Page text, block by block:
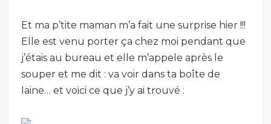
Et ma p’tite maman m’a fait une surprise hier !!!
Elle est venu porter ça chez moi pendant que
j’étais au bureau et elle m’appele après le
souper et me dit : va voir dans ta boîte de
laine… et voici ce que j’y ai trouvé :